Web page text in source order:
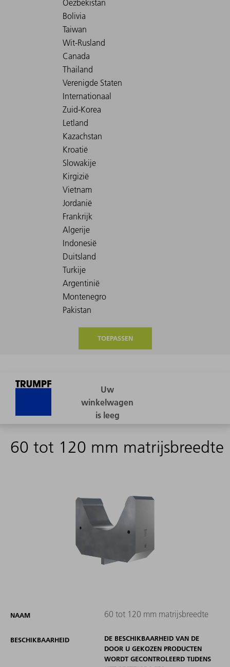
TOEPASSEN
60 tot 120 mm matrijsbreedte
NAAM 60 tot 120 mm matrijsbreedte
BESCHIKBAARHEID
DE BESCHIKBAARHEID VAN DE
DOOR U GEKOZEN PRODUCTEN
WORDT GECONTROLEERD TIJDENS